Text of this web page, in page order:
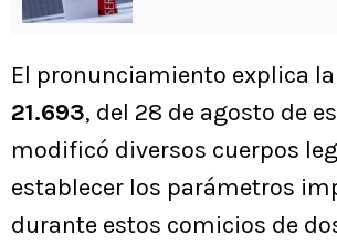
El pronunciamiento explica la
21.693, del 28 de agosto de
modificó diversos cuerpos
establecer los parámetros
durante estos comicios de